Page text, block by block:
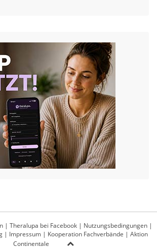
| Theralupa bei Facebook | Nutzungsbedingungen |
| Impressum| Kooperation Fachverbände | Aktion
Continentale